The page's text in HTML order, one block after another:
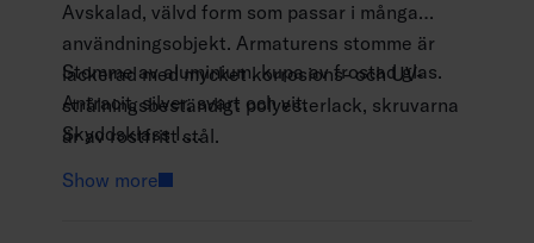
Avskalad, välvd form som passar i många
användningsobjekt. Armaturens stomme är
lackerad med mycket korrosions- och UV-
strålningsbeständigt polyesterlack, skruvarna
är av rostfritt stål.
Stomme av aluminium, kupa av frostad glas.
Antracit, silver, svart och vit.
Skyddsklass I.
Terminerad kabel, 3 x 1,5 mm2.
Show more